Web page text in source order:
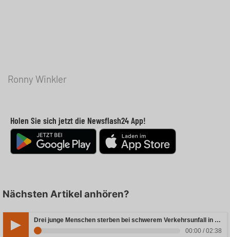
Ronny Winkler
Holen Sie sich jetzt die Newsflash24 App!
Nächsten Artikel anhören?
Drei junge Menschen sterben bei schwerem Verkehrsunfall in Rheinland-Pfalz
00:00 / 02:38